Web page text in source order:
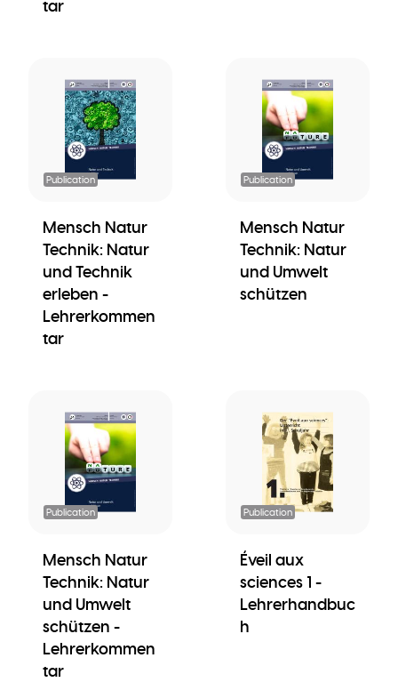
tar
Publication
Mensch Natur
Technik: Natur
und Technik
erleben -
Lehrerkommen
tar
Publication
Mensch Natur
Technik: Natur
und Umwelt
schützen
Publication
Mensch Natur
Technik: Natur
und Umwelt
schützen -
Lehrerkommen
tar
Publication
Éveil aux
sciences 1 -
Lehrerhandbuc
h